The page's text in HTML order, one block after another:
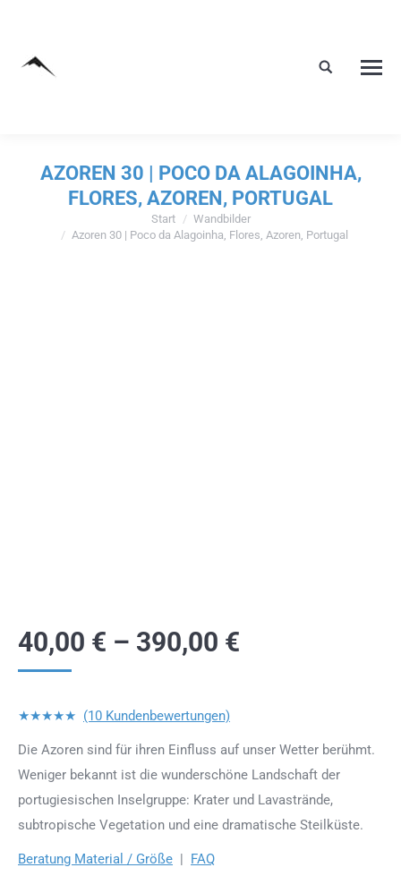
AZOREN 30 | POCO DA ALAGOINHA,
FLORES, AZOREN, PORTUGAL
Start
Wandbilder
Azoren 30 | Poco da Alagoinha, Flores, Azoren, Portugal
40,00 € – 390,00 €
★★★★★ (10 Kundenbewertungen)
Die Azoren sind für ihren Einfluss auf unser Wetter berühmt.
Weniger bekannt ist die wunderschöne Landschaft der
portugiesischen Inselgruppe: Krater und Lavastrände,
subtropische Vegetation und eine dramatische Steilküste.
Beratung Material / Größe | FAQ